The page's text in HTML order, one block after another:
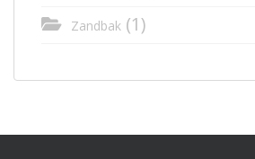
Zandbak (1)